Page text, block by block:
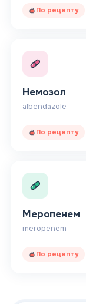
По рецепту
Немозол
albendazole
По рецепту
Меропенем
meropenem
По рецепту